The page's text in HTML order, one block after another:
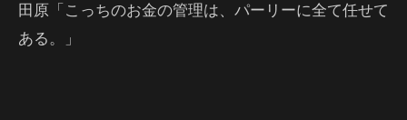
田原「こっちのお金の管理は、パーリーに全て任せて
ある。」